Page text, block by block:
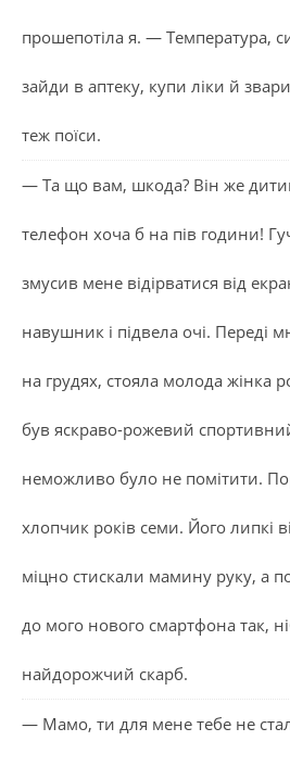
прошепотіла я. — Температура,
зайди в аптеку, купи ліки й
теж поїси.
— Та що вам, шкода? Він же
телефон хоча б на пів години!
змусив мене відірватися від
навушник і підвела очі. Переді
на грудях, стояла молода жінка
був яскраво-рожевий
неможливо було не помітити.
хлопчик років семи. Його липкі
міцно стискали мамину руку, а
до мого нового смартфона так,
найдорожчий скарб.
— Мамо, ти для мене тебе не